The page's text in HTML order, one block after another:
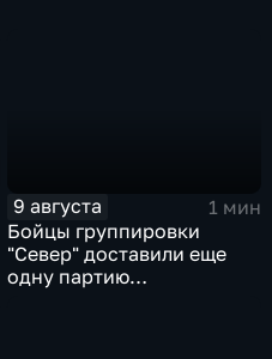
9 августа
1 мин
Бойцы группировки
"Север" доставили еще
одну партию